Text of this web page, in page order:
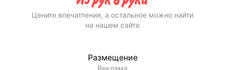
Цените впечатления, а остальное можно найти
на нашем сайте
Размещение